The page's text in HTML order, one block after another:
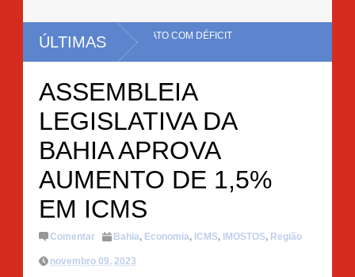
ÚLTIMAS
MANDATO COM DÉFICIT
ASSEMBLEIA
LEGISLATIVA DA
BAHIA APROVA
AUMENTO DE 1,5%
EM ICMS
Comentar Bahia, Economia, ICMS, IMOSTOS, Região
novembro 09, 2023